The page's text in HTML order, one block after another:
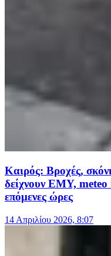
Καιρός: Βροχές,
δείχνουν ΕΜΥ, meteo
επόμενες ώρες
14 Απριλίου 2026, 8:07